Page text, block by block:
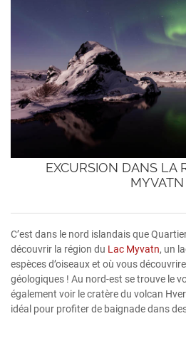
EXCURSION DANS LA
MYVATN
C’est dans le nord islandais que
découvrir la région du Lac Myvatn, un
espèces d’oiseaux et où vous
géologiques ! Au nord-est se trouve le
également voir le cratère du volcan
idéal pour profiter de baignade dans